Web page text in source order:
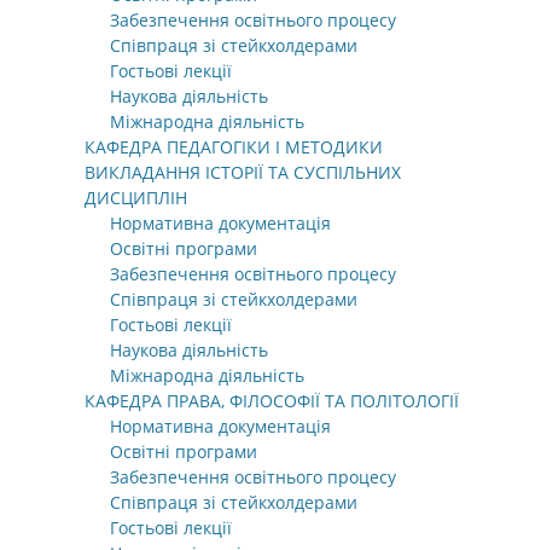
Забезпечення освітнього процесу
Співпраця зі стейкхолдерами
Гостьові лекції
Наукова діяльність
Міжнародна діяльність
КАФЕДРА ПЕДАГОГІКИ І МЕТОДИКИ
ВИКЛАДАННЯ ІСТОРІЇ ТА СУСПІЛЬНИХ
ДИСЦИПЛІН
Нормативна документація
Освітні програми
Забезпечення освітнього процесу
Співпраця зі стейкхолдерами
Гостьові лекції
Наукова діяльність
Міжнародна діяльність
КАФЕДРА ПРАВА, ФІЛОСОФІЇ ТА ПОЛІТОЛОГІЇ
Нормативна документація
Освітні програми
Забезпечення освітнього процесу
Співпраця зі стейкхолдерами
Гостьові лекції